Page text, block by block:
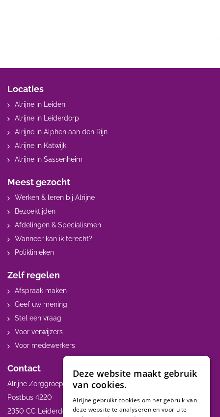
Locaties
Alrijne in Leiden
Alrijne in Leiderdorp
Alrijne in Alphen aan den Rijn
Alrijne in Katwijk
Alrijne in Sassenheim
Meest gezocht
Werken & leren bij Alrijne
Bezoektijden
Afdelingen & Specialismen
Wanneer kan ik terecht?
Poliklinieken
Zelf regelen
Afspraak maken
Geef uw mening
Stel een vraag
Voor verwijzers
Voor medewerkers
Contact
Alrijne Zorggroep
Postbus 4220
2350 CC Leiderdorp
Deze website maakt gebruik
van cookies.
Alrijne gebruikt cookies om het gebruik van
deze website te analyseren en voor u te